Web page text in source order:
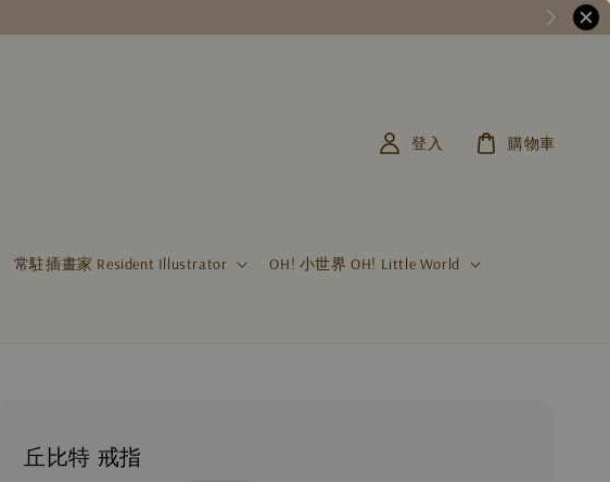
常駐插畫家 Resident Illustrator OH! 小世界 OH! Little World
登入 購物車
丘比特 戒指